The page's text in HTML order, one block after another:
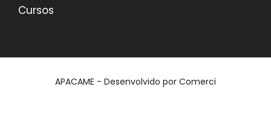
Cursos
APACAME - Desenvolvido por Comerci